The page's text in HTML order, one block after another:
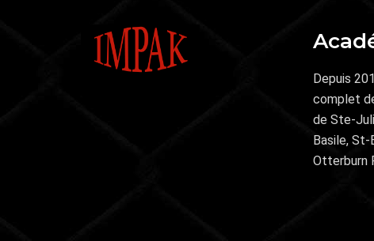
Depuis
complet
de Ste-
Basile, St-
Otterburn